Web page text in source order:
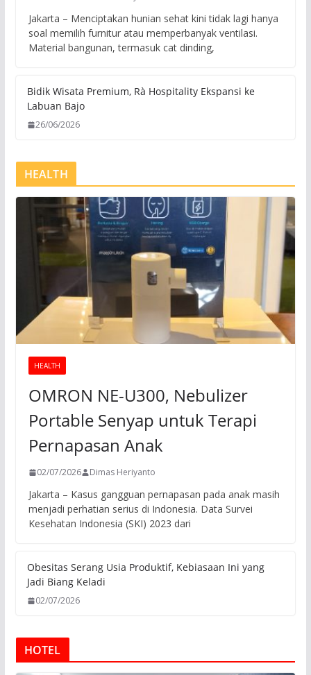
Jakarta – Menciptakan hunian sehat kini tidak lagi hanya
soal memilih furnitur atau memperbanyak ventilasi.
Material bangunan, termasuk cat dinding,
Bidik Wisata Premium, Rà Hospitality Ekspansi ke
Labuan Bajo
26/06/2026
HEALTH
HEALTH
OMRON NE-U300, Nebulizer
Portable Senyap untuk Terapi
Pernapasan Anak
02/07/2026 Dimas Heriyanto
Jakarta – Kasus gangguan pernapasan pada anak masih
menjadi perhatian serius di Indonesia. Data Survei
Kesehatan Indonesia (SKI) 2023 dari
Obesitas Serang Usia Produktif, Kebiasaan Ini yang
Jadi Biang Keladi
02/07/2026
HOTEL